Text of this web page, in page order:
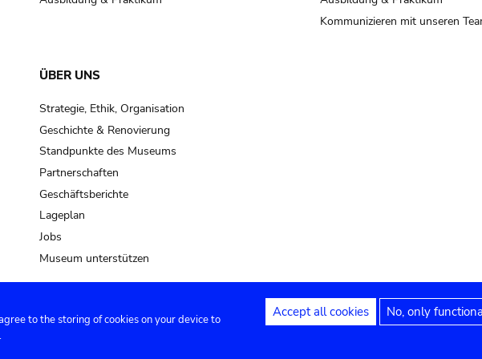
Kommunizieren mit unseren
ÜBER UNS
Strategie, Ethik, Organisation
Geschichte & Renovierung
Standpunkte des Museums
Partnerschaften
Geschäftsberichte
Lageplan
Jobs
Museum unterstützen
Privacy settings Rechtliche Hinweise
to the storing of cookies on your device to
Accept all cookies No, only